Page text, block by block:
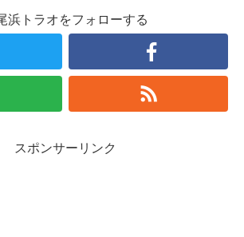
浜トラオをフォローする
スポンサーリンク